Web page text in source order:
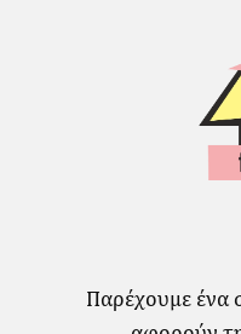
Παρέχουμε ένα